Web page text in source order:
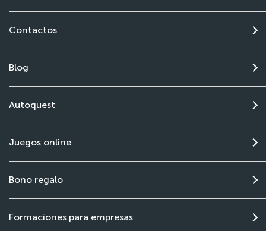
Contactos
Blog
Autoquest
Juegos online
Bono regalo
Formaciones para empresas